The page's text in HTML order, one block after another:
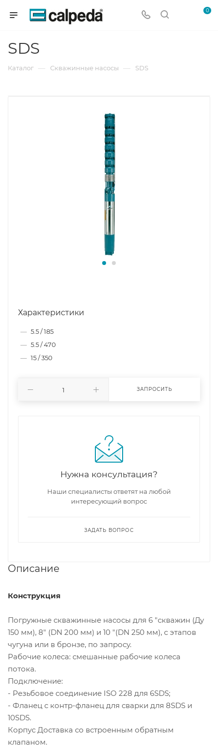
0
SDS
Каталог — Скважинные насосы — SDS
Характеристики
— 5.5 / 185
— 5.5 / 470
— 15 / 350
ЗАПРОСИТЬ
Нужна консультация?
Наши специалисты ответят на любой
интересующий вопрос
ЗАДАТЬ ВОПРОС
Описание
Конструкция
Погружные скважинные насосы для 6 "скважин (Ду
150 мм), 8" (DN 200 мм) и 10 "(DN 250 мм), с этапов
чугуна или в бронзе, по запросу.
Рабочие колеса: смешанные рабочие колеса
потока.
Подключение:
- Резьбовое соединение ISO 228 для 6SDS;
- Фланец с контр-фланец для сварки для 8SDS и
10SDS.
Корпус Доставка со встроенным обратным
клапаном.